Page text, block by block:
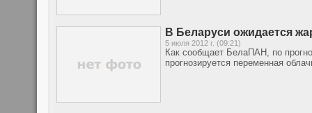
В Беларуси ожидается
5 июля 2012 г. (09:21)
Как сообщает БелаПАН, по
прогнозируется переменная